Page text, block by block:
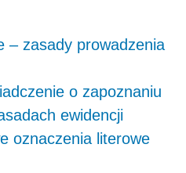
– zasady prowadzenia
o zapoznaniu
ewidencji
oznaczenia literowe